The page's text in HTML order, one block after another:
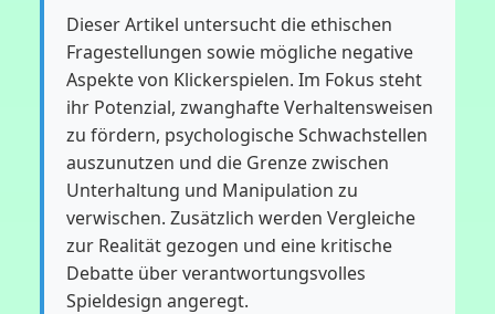
Dieser Artikel untersucht die ethischen
Fragestellungen sowie mögliche negative
Aspekte von Klickerspielen. Im Fokus steht
ihr Potenzial, zwanghafte Verhaltensweisen
zu fördern, psychologische Schwachstellen
auszunutzen und die Grenze zwischen
Unterhaltung und Manipulation zu
verwischen. Zusätzlich werden Vergleiche
zur Realität gezogen und eine kritische
Debatte über verantwortungsvolles
Spieldesign angeregt.